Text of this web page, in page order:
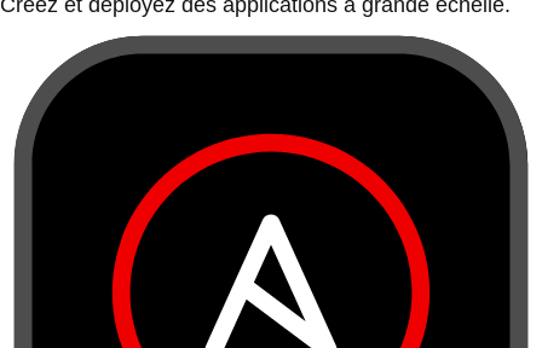
Créez et déployez des applications à grande échelle.